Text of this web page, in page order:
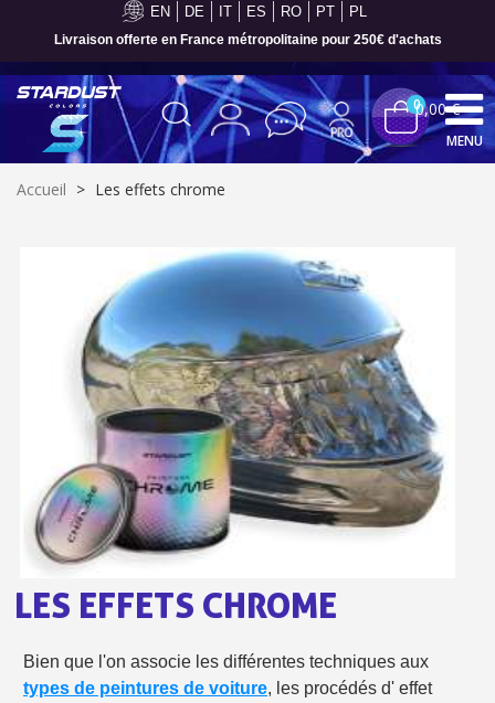
EN DE IT ES RO PT PL
Livraison offerte en France métropolitaine pour 250€ d'achats
Inscription à la newsletter : 5€ de réduction
Livraison sous 24 h en France Métropolitaine
Livraison offerte en France métropolitaine pour 250€ d'achats
Paiement en 4x sans frais dès 30€ d'achats
Votre devis en ligne en moins d'1 minute
Gagnez des points de fidélité à chaque commande
00,00 €
MENU
Accueil > Les effets chrome
LES EFFETS CHROME
Bien que l'on associe les différentes techniques aux
types de peintures de voiture, les procédés d' effet